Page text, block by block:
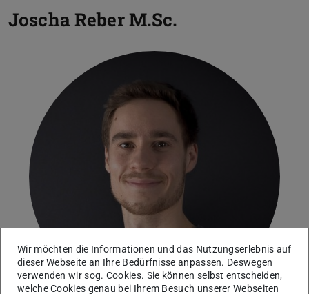
Joscha ReberM.Sc.
Wir möchten die Informationen und das Nutzungserlebnis auf
dieser Webseite an Ihre Bedürfnisse anpassen. Deswegen
verwenden wir sog. Cookies. Sie können selbst entscheiden,
welche Cookies genau bei Ihrem Besuch unserer Webseiten